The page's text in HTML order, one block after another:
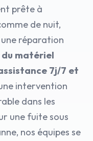
prête à
de nuit,
réparation
du matériel
7j/7 et
intervention
dans les
une fuite sous
nos équipes se